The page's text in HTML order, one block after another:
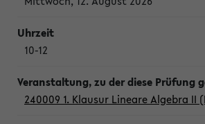
10-12
240009 1. Klausur Lineare Algebra II